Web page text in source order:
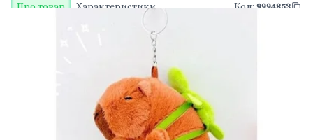
Про товар Характеристики Код: 9994853